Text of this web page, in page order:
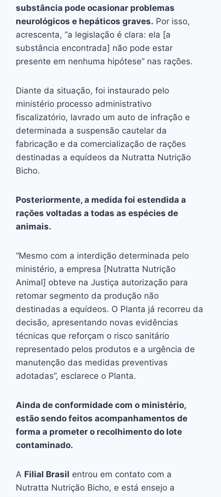
substância pode ocasionar problemas
neurológicos e hepáticos graves. Por isso,
acrescenta, “a legislação é clara: ela [a
substância encontrada] não pode estar
presente em nenhuma hipótese” nas rações.
Diante da situação, foi instaurado pelo
ministério processo administrativo
fiscalizatório, lavrado um auto de infração e
determinada a suspensão cautelar da
fabricação e da comercialização de rações
destinadas a equídeos da Nutratta Nutrição
Bicho.
Posteriormente, a medida foi estendida a
rações voltadas a todas as espécies de
animais.
“Mesmo com a interdição determinada pelo
ministério, a empresa [Nutratta Nutrição
Animal] obteve na Justiça autorização para
retomar segmento da produção não
destinadas a equídeos. O Planta já recorreu da
decisão, apresentando novas evidências
técnicas que reforçam o risco sanitário
representado pelos produtos e a urgência de
manutenção das medidas preventivas
adotadas”, esclarece o Planta.
Ainda de conformidade com o ministério,
estão sendo feitos acompanhamentos de
forma a prometer o recolhimento do lote
contaminado.
A Filial Brasil entrou em contato com a
Nutratta Nutrição Bicho, e está ensejo a